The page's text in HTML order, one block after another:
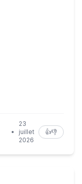
•
23
juillet
2026
👍👎